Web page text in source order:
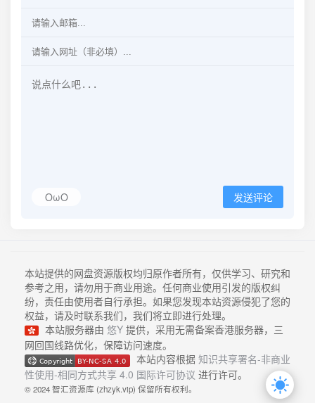
OωO 发送评论
本站提供的网盘资源版权均归原作者所有，仅供学习、研究和
参考之用，请勿用于商业用途。任何商业使用引发的版权纠
纷，责任由使用者自行承担。如果您发现本站资源侵犯了您的
权益，请及时联系我们，我们将立即进行处理。
本站服务器由 悠Y 提供，采用无需备案香港服务器，三
网回国线路优化，保障访问速度。
本站内容根据 知识共享署名-非商业
性使用-相同方式共享 4.0 国际许可协议 进行许可。
© 2024 智汇资源库 (zhzyk.vip) 保留所有权利。